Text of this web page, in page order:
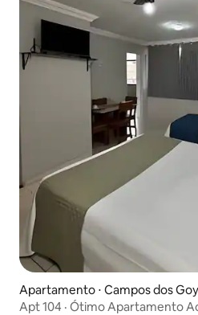
Apartamento ⋅ Campos dos
Apt 104 · Ótimo Apartamento